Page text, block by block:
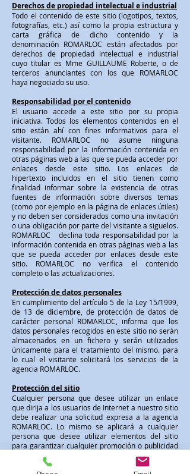
Derechos de propiedad intelectual e industrial
Todo el contenido de este sitio (logotipos, textos,
fotografías, etc.) así como la propia estructura y
carta gráfica de dicho contenido y la
denominación ROMARLOC están afectados por
derechos de propiedad intelectual e industrial
cuyo titular es Mme GUILLAUME Roberte, o de
terceros anunciantes con los que ROMARLOC
haya negociado su uso.
Responsabilidad por el contenido
El usuario accede a este sitio por su propia
iniciativa. Todos los elementos contenidos en el
sitio están ahí con fines informativos para el
visitante. ROMARLOC no asume ninguna
responsabilidad por la información contenida en
otras páginas web a las que se pueda acceder por
enlaces desde este sitio. Los enlaces de
hipertexto incluidos en el sitio tienen como
finalidad informar sobre la existencia de otras
fuentes de información sobre diversos temas
(como por ejemplo en la página de enlaces útiles)
y no deben ser considerados como una invitación
o una obligación por parte del visitante a siguelos.
ROMARLOC declina toda responsabilidad por la
información contenida en otras páginas web a las
que se pueda acceder por enlaces desde este
sitio. ROMARLOC no verifica el contenido
completo o las actualizaciones.
Protección de datos personales
En cumplimiento del artículo 5 de la Ley 15/1999,
de 13 de diciembre, de protección de datos de
carácter personal ROMARLOC, informa que los
datos personales recogidos en este sitio no serán
almacenados en un fichero y serán utilizados
únicamente para el tratamiento del mismo. para
lo cual el visitante solicitará los servicios de la
agencia ROMARLOC.
Protección del sitio
Cualquier persona que desee utilizar un enlace
que dirija a los usuarios de Internet a nuestro sitio
debe realizar una solicitud expresa a la agencia
ROMARLOC. Lo mismo se aplicará a cualquier
persona que desee utilizar elementos del sitio
para garantizar cualquier promoción o publicidad
de su propio sitio.
página de inicio